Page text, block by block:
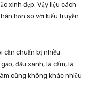
xinh đẹp. Vậy liệu cách
hơn so với kiểu truyền
cần chuẩn bị nhiều
đậu xanh, lá cẩm, lá
cũng không khác nhiều